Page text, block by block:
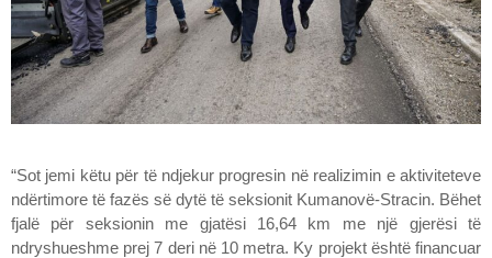
“Sot jemi këtu për të ndjekur progresin në realizimin e aktiviteteve
ndërtimore të fazës së dytë të seksionit Kumanovë-Stracin. Bëhet
fjalë për seksionin me gjatësi 16,64 km me një gjerësi të
ndryshueshme prej 7 deri në 10 metra. Ky projekt është financuar